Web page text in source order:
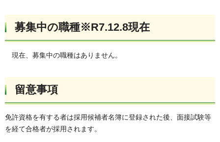
募集中の職種※R7.12.8現在
現在、募集中の職種はありません。
留意事項
免許資格を有する者は採用候補者名簿に登録された後、面接試験等
を経て合格者が採用されます。